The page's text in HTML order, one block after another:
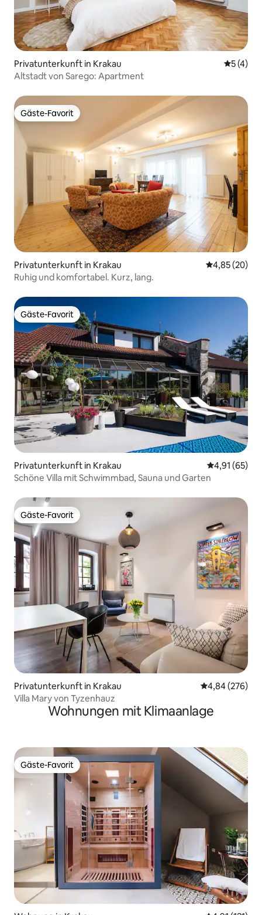
Privatunterkunft in Krakau
5 (4)
Altstadt von Sarego: Apartment
Gäste-Favorit
Gäste-Favorit
Privatunterkunft in Krakau
4,85 (20)
Ruhig und komfortabel. Kurz, lang.
Gäste-Favorit
Gäste-Favorit
Privatunterkunft in Krakau
4,91 (65)
Schöne Villa mit Schwimmbad, Sauna und Garten
Gäste-Favorit
Gäste-Favorit
Privatunterkunft in Krakau
4,84 (276)
Villa Mary von Tyzenhauz
Wohnungen mit Klimaanlage
Gäste-Favorit
Gäste-Favorit